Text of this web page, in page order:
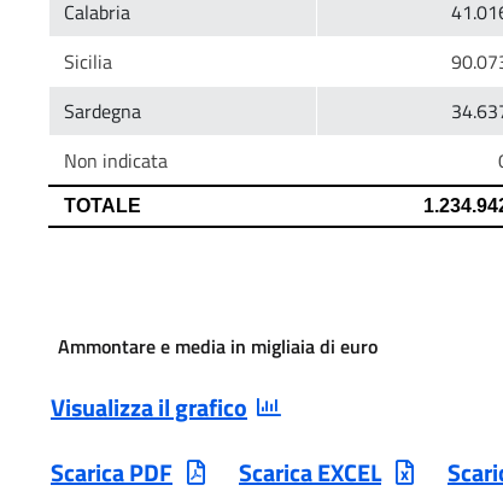
Ammontare e media in migliaia di euro